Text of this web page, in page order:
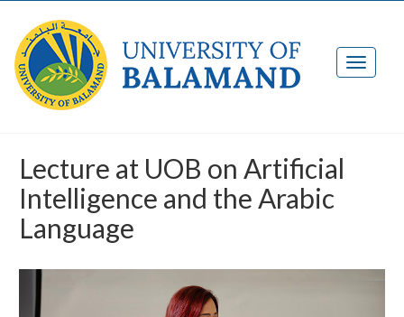
Lecture at UOB on Artificial
Intelligence and the Arabic
Language